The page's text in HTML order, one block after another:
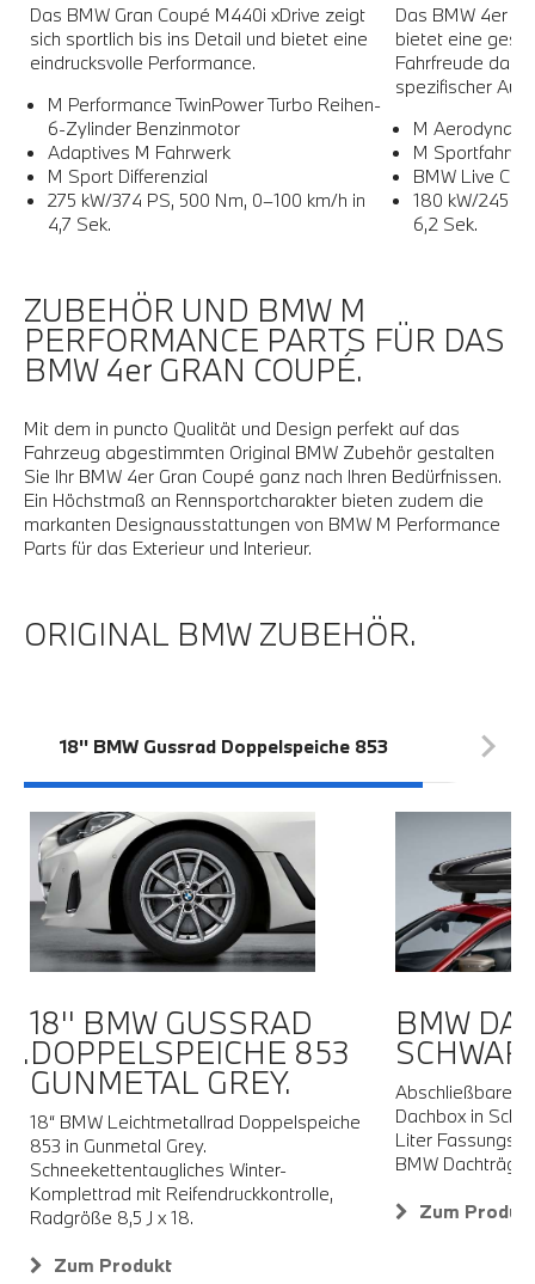
Das BMW Gran Coupé M440i xDrive zeigt
sich sportlich bis ins Detail und bietet eine
eindrucksvolle Performance.
M Performance TwinPower Turbo Reihen-
6-Zylinder Benzinmotor
Adaptives M Fahrwerk
M Sport Differenzial
275 kW/374 PS, 500 Nm, 0–100 km/h in
4,7 Sek.
Das BMW 4er
bietet eine
Fahrfreude
spezifischer
M
M
BMW Live
180 kW/245
6,2 Sek.
ZUBEHÖR UND BMW M
PERFORMANCE PARTS FÜR DAS
BMW 4er GRAN COUPÉ.
Mit dem in puncto Qualität und Design perfekt auf das
Fahrzeug abgestimmten Original BMW Zubehör gestalten
Sie Ihr BMW 4er Gran Coupé ganz nach Ihren Bedürfnissen.
Ein Höchstmaß an Rennsportcharakter bieten zudem die
markanten Designausstattungen von BMW M Performance
Parts für das Exterieur und Interieur.
ORIGINAL BMW ZUBEHÖR.
18'' BMW Gussrad Doppelspeiche 853 BMW
18'' BMW GUSSRAD
DOPPELSPEICHE 853
GUNMETAL GREY.
18“ BMW Leichtmetallrad Doppelspeiche
853 in Gunmetal Grey.
Schneekettentaugliches Winter-
Komplettrad mit Reifendruckkontrolle,
Radgröße 8,5 J x 18.
Zum Produkt
BMW
Abschließbare,
Dachbox in
Liter
BMW
Zum